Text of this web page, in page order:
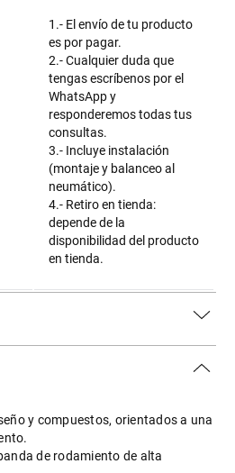
1.- El envío de tu producto
es por pagar.
2.- Cualquier duda que
tengas escríbenos por el
WhatsApp y
responderemos todas tus
consultas.
3.- Incluye instalación
(montaje y balanceo al
neumático).
4.- Retiro en tienda:
depende de la
disponibilidad del producto
en tienda.
y compuestos, orientados a una
de rodamiento de alta